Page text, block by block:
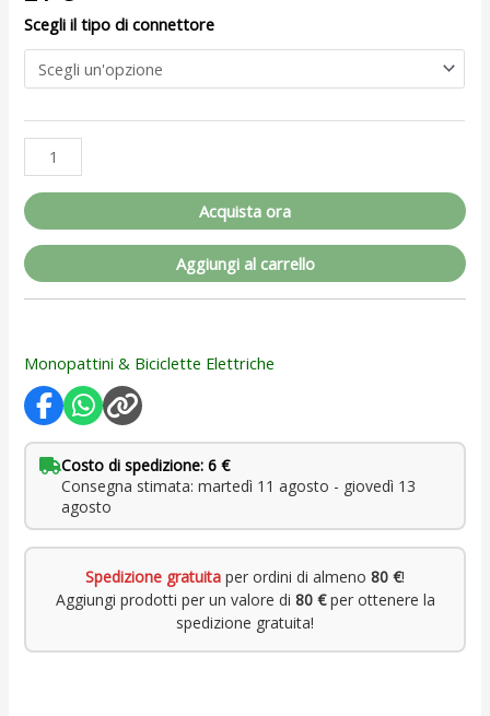
Scegli il tipo di connettore
Acquista ora
Aggiungi al carrello
Monopattini & Biciclette Elettriche
Costo di spedizione: 6 €
Consegna stimata: martedì 11 agosto - giovedì 13
agosto
Spedizione gratuita per ordini di almeno 80 €!
Aggiungi prodotti per un valore di 80 €per ottenere la
spedizione gratuita!